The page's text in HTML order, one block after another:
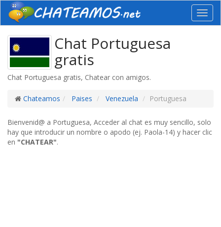
Chat Portuguesa
gratis
Chat Portuguesa gratis, Chatear con amigos.
Chateamos Paises Venezuela Portuguesa
Bienvenid@ a Portuguesa, Acceder al chat es muy sencillo, solo
hay que introducir un nombre o apodo (ej. Paola-14) y hacer clic
en "CHATEAR".